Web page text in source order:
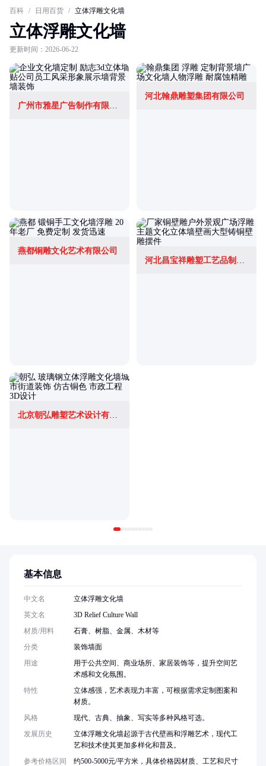
百科 / 日用百货 / 立体浮雕文化墙
立体浮雕文化墙
更新时间：2026-06-22
广州市雅星广告制作有限公司
河北翰鼎雕塑集团有限公司
燕都铜雕文化艺术有限公司
河北昌宝祥雕塑工艺品制造有限公司
北京朝弘雕塑艺术设计有限公司
基本信息
中文名
立体浮雕文化墙
英文名
3D Relief Culture Wall
材质/用料
石膏、树脂、金属、木材等
分类
装饰墙面
用途
用于公共空间、商业场所、家居装饰等，提升空间艺
术感和文化氛围。
特性
立体感强，艺术表现力丰富，可根据需求定制图案和
材质。
风格
现代、古典、抽象、写实等多种风格可选。
发展历史
立体浮雕文化墙起源于古代壁画和浮雕艺术，现代工
艺和技术使其更加多样化和普及。
参考价格区间
约500-5000元/平方米，具体价格因材质、工艺和尺寸